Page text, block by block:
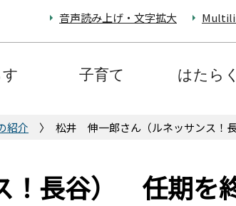
音声読み上げ・文字拡大
子育て はたらく
紹介 松井 伸一郎さん（ルネッサンス！
！長谷） 任期を